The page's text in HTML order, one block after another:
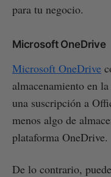
para tu negocio.
Microsoft OneDrive
Microsoft OneDrive
almacenamiento en
una suscripción a
menos algo de
plataforma OneDrive.
De lo contrario,